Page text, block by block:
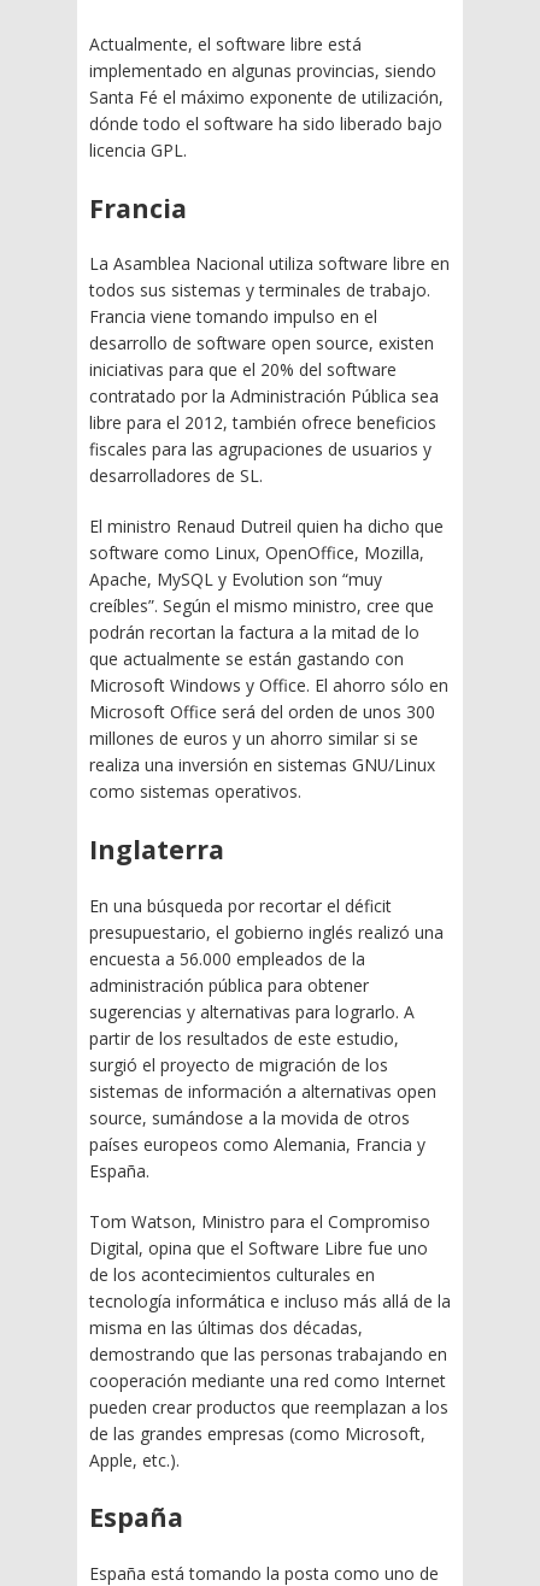
Actualmente, el software libre está
implementado en algunas provincias, siendo
Santa Fé el máximo exponente de utilización,
dónde todo el software ha sido liberado bajo
licencia GPL.
Francia
La Asamblea Nacional utiliza software libre en
todos sus sistemas y terminales de trabajo.
Francia viene tomando impulso en el
desarrollo de software open source, existen
iniciativas para que el 20% del software
contratado por la Administración Pública sea
libre para el 2012, también ofrece beneficios
fiscales para las agrupaciones de usuarios y
desarrolladores de SL.
El ministro Renaud Dutreil quien ha dicho que
software como Linux, OpenOffice, Mozilla,
Apache, MySQL y Evolution son “muy
creíbles”. Según el mismo ministro, cree que
podrán recortan la factura a la mitad de lo
que actualmente se están gastando con
Microsoft Windows y Office. El ahorro sólo en
Microsoft Office será del orden de unos 300
millones de euros y un ahorro similar si se
realiza una inversión en sistemas GNU/Linux
como sistemas operativos.
Inglaterra
En una búsqueda por recortar el déficit
presupuestario, el gobierno inglés realizó una
encuesta a 56.000 empleados de la
administración pública para obtener
sugerencias y alternativas para lograrlo. A
partir de los resultados de este estudio,
surgió el proyecto de migración de los
sistemas de información a alternativas open
source, sumándose a la movida de otros
países europeos como Alemania, Francia y
España.
Tom Watson, Ministro para el Compromiso
Digital, opina que el Software Libre fue uno
de los acontecimientos culturales en
tecnología informática e incluso más allá de la
misma en las últimas dos décadas,
demostrando que las personas trabajando en
cooperación mediante una red como Internet
pueden crear productos que reemplazan a los
de las grandes empresas (como Microsoft,
Apple, etc.).
España
España está tomando la posta como uno de